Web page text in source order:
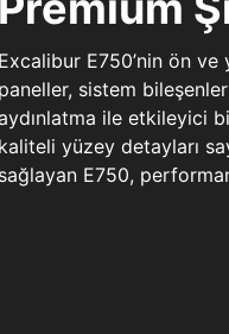
Excalibur E750’nin ön
paneller, sistem
ile etkileyici
kaliteli yüzey detayları
sağlayan E750,